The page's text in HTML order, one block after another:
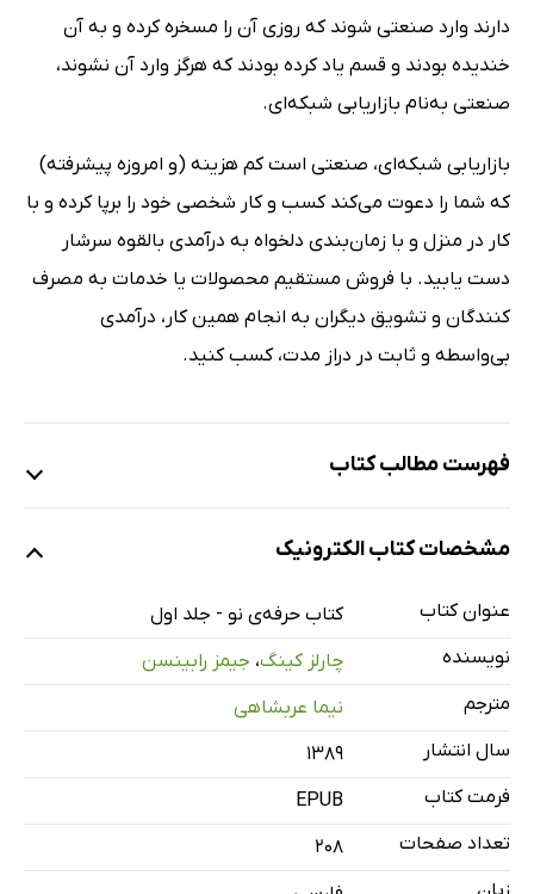
دارند وارد صنعتی شوند که روزی آن را مسخره کرده و به آن
خندیده بودند و قسم یاد کرده بودند که هرگز وارد آن نشوند،
صنعتی به‌نام بازاریابی شبکه‌ای.
بازاریابی شبکه‌ای، صنعتی است کم هزینه (و امروزه پیشرفته)
که شما را دعوت می‌کند کسب و کار شخصی خود را برپا کرده و با
کار در منزل و با زمان‌بندی دلخواه به درآمدی بالقوه سرشار
دست یابید. با فروش مستقیم محصولات یا خدمات به مصرف‌
کنندگان و تشویق دیگران به انجام همین کار، درآمدی
بی‌واسطه و ثابت در دراز مدت، کسب کنید.
فهرست مطالب کتاب
درباره‌ی نویسندگان
فصل 2: خطرات و مزایای اقتصاد نوین
فصل 3: در جستجوی وقت آزاد
فصل 4: پیدایش بازاریابی شبکه‌ای
از همین مترجم
مشخصات کتاب الکترونیک
عنوان کتاب
کتاب حرفه‌ی نو - جلد اول
نویسنده
چارلز کینگ، جیمز رابینسن
مترجم
نیما عربشاهی
سال انتشار
۱۳۸۹
فرمت کتاب
EPUB
تعداد صفحات
208